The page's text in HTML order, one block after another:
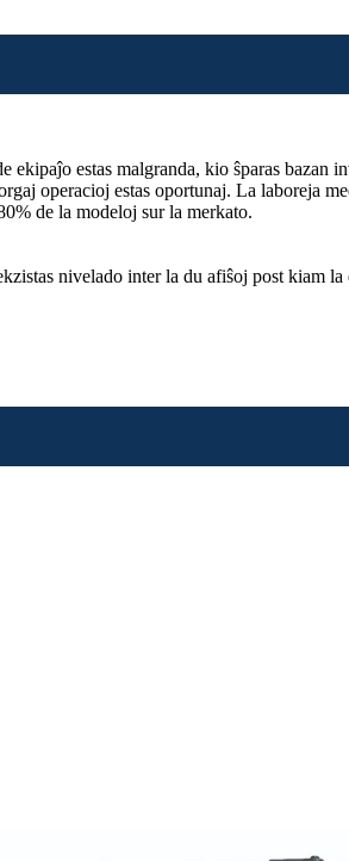
estas malgranda, kio ŝparas bazan
operacioj estas oportunaj. La laboreja
de la modeloj sur la merkato.
nivelado inter la du afiŝoj post kiam la